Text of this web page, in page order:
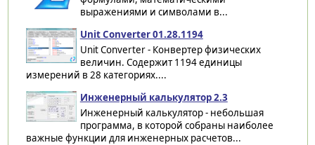
выражениями и символами в...
Unit Converter 01.28.1194
Unit Converter - Конвертер физических
величин. Cодержит 1194 единицы
измерений в 28 категориях....
Инженерный калькулятор 2.3
Инженерный калькулятор - небольшая
программа, в которой собраны наиболее
важные функции для инженерных расчетов...